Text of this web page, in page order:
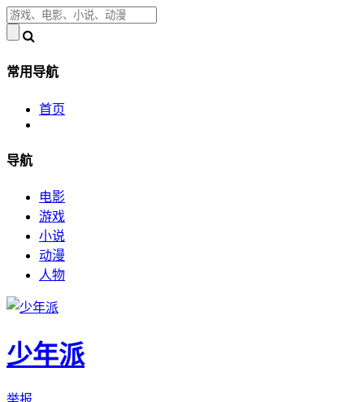
常用导航
首页
导航
电影
游戏
小说
动漫
人物
少年派
举报